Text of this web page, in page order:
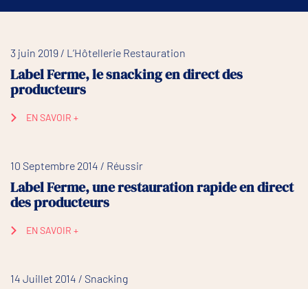
3 juin 2019 / L’Hôtellerie Restauration
Label Ferme, le snacking en direct des
producteurs
EN SAVOIR +
10 Septembre 2014 / Réussir
Label Ferme, une restauration rapide en direct
des producteurs
EN SAVOIR +
14 Juillet 2014 / Snacking